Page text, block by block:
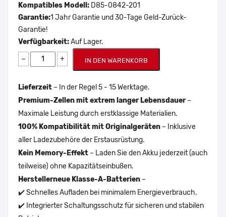
Kompatibles Modell: D85-0842-201
Garantie:1 Jahr Garantie und 30-Tage Geld-Zurück-
Garantie!
Verfügbarkeit:Auf Lager.
− + IN DEN WARENKORB
Lieferzeit – In der Regel 5 - 15 Werktage.
Premium-Zellen mit extrem langer Lebensdauer–
Maximale Leistung durch erstklassige Materialien.
100% Kompatibilität mit Originalgeräten – Inklusive
aller Ladezubehöre der Erstausrüstung.
Kein Memory-Effekt – Laden Sie den Akku jederzeit (auch
teilweise) ohne Kapazitätseinbußen.
Herstellerneue Klasse-A-Batterien –
✔️ Schnelles Aufladen bei minimalem Energieverbrauch.
✔️ Integrierter Schaltungsschutz für sicheren und stabilen